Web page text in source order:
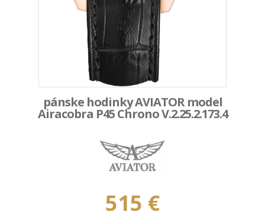
pánske hodinky AVIATOR model
Airacobra P45 Chrono V.2.25.2.173.4
515 €